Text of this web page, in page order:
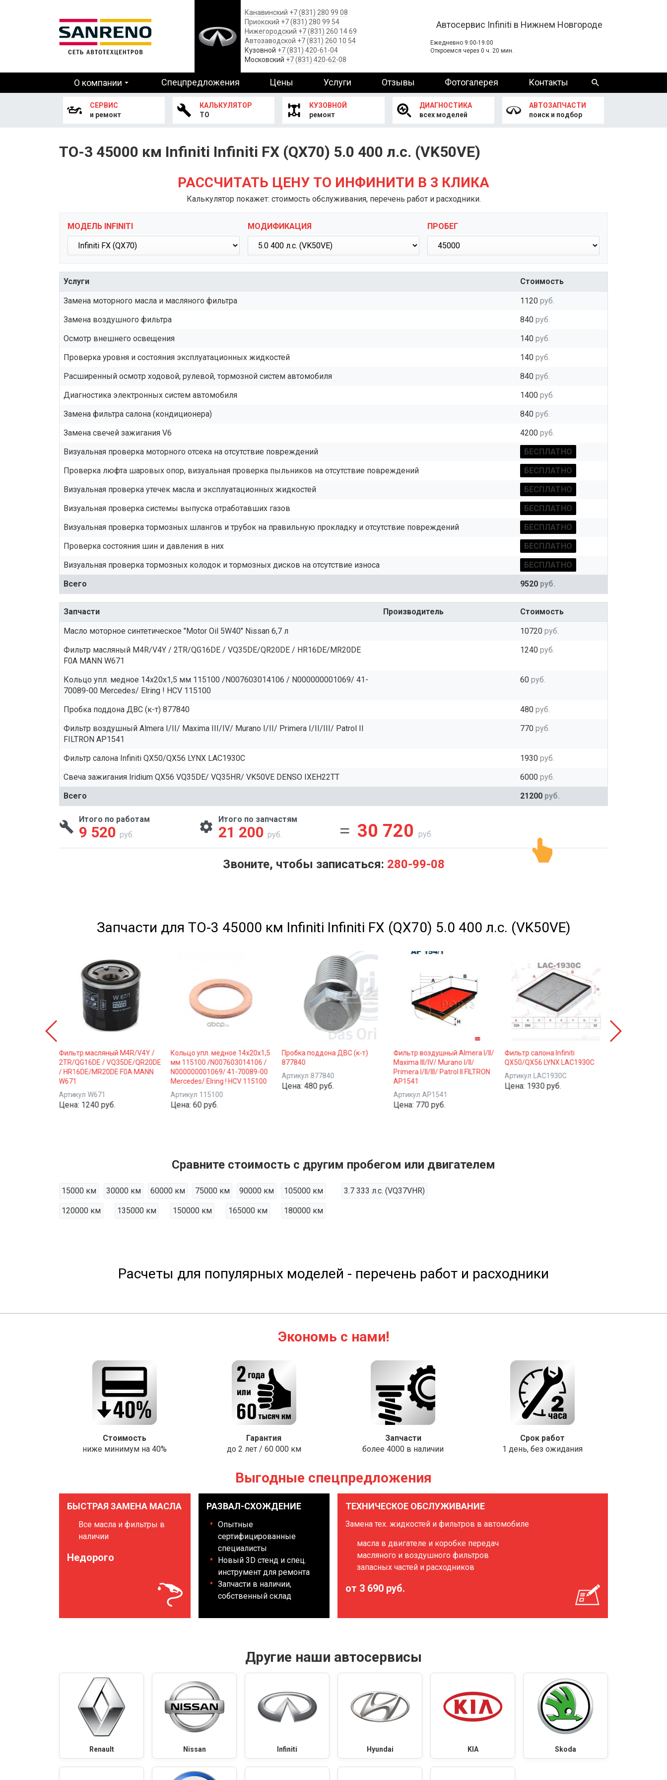
Канавинский +7 (831) 280 99 08
Приокский +7 (831) 280 99 54
Нижегородский +7 (831) 260 14 69
Автозаводской +7 (831) 260 10 54
Кузовной +7 (831) 420-61-04
Московский +7 (831) 420-62-08
Автосервис Infiniti в Нижнем Новгороде
Ежедневно 9:00-19:00
Откроемся через 0 ч. 20 мин.
Основная
навигация
О компании Спецпредложения Цены Услуги Отзывы Фотогалерея Контакты
СЕРВИС
и ремонт
КАЛЬКУЛЯТОР
ТО
КУЗОВНОЙ
ремонт
ДИАГНОСТИКА
всех моделей
АВТОЗАПЧАСТИ
поиск и подбор
ТО-3 45000 км Infiniti Infiniti FX (QX70) 5.0 400 л.с. (VK50VE)
РАССЧИТАТЬ ЦЕНУ ТО ИНФИНИТИ В 3 КЛИКА
Калькулятор покажет: стоимость обслуживания, перечень работ и расходники.
МОДЕЛЬ INFINITI МОДИФИКАЦИЯ ПРОБЕГ
Услуги Стоимость
Замена моторного масла и масляного фильтра 1120 руб.
Замена воздушного фильтра
840 руб.
Осмотр внешнего освещения
140 руб.
Проверка уровня и состояния эксплуатационных жидкостей
140 руб.
Расширенный осмотр ходовой, рулевой, тормозной систем автомобиля
840 руб.
Диагностика электронных систем автомобиля
1400 руб.
Замена фильтра салона (кондиционера)
840 руб.
Замена свечей зажигания V6
4200 руб.
Визуальная проверка моторного отсека на отсутствие повреждений
БЕСПЛАТНО
Проверка люфта шаровых опор, визуальная проверка пыльников на отсутствие повреждений
БЕСПЛАТНО
Визуальная проверка утечек масла и эксплуатационных жидкостей
БЕСПЛАТНО
Визуальная проверка системы выпуска отработавших газов
БЕСПЛАТНО
Визуальная проверка тормозных шлангов и трубок на правильную прокладку и отсутствие повреждений
БЕСПЛАТНО
Проверка состояния шин и давления в них
БЕСПЛАТНО
Визуальная проверка тормозных колодок и тормозных дисков на отсутствие износа
БЕСПЛАТНО
Всего
9520 руб.
Запчасти Производитель Стоимость
Масло моторное синтетическое "Motor Oil 5W40" Nissan 6,7 л 10720 руб.
Фильтр масляный M4R/V4Y / 2TR/QG16DE / VQ35DE/QR20DE / HR16DE/MR20DE
F0A MANN W671
1240 руб.
Кольцо упл. медное 14x20x1,5 мм 115100 /N007603014106 / N000000001069/ 41-
70089-00 Mercedes/ Elring ! HCV 115100
60 руб.
Пробка поддона ДВС (к-т) 877840 480 руб.
Фильтр воздушный Almera I/II/ Maxima III/IV/ Murano I/II/ Primera I/II/III/ Patrol II
FILTRON AP1541
770 руб.
Фильтр салона Infiniti QX50/QX56 LYNX LAC1930C 1930 руб.
Свеча зажигания Iridium QX56 VQ35DE/ VQ35HR/ VK50VE DENSO IXEH22TT
6000 руб.
Всего
21200 руб.
Итого по работам
9 520 руб.
Итого по запчастям
21 200 руб. 30 720 руб.
Звоните, чтобы записаться: 280-99-08
Запчасти для ТО-3 45000 км Infiniti Infiniti FX (QX70) 5.0 400 л.с. (VK50VE)
Фильтр масляный M4R/V4Y /
2TR/QG16DE / VQ35DE/QR20DE
/ HR16DE/MR20DE F0A MANN
W671
Артикул W671
Цена: 1240 руб.
Кольцо упл. медное 14x20x1,5
мм 115100 /N007603014106 /
N000000001069/ 41-70089-00
Mercedes/ Elring ! HCV 115100
Артикул 115100
Цена: 60 руб.
Пробка поддона ДВС (к-т)
877840
Артикул 877840
Цена: 480 руб.
Фильтр воздушный Almera I/II/
Maxima III/IV/ Murano I/II/
Primera I/II/III/ Patrol II FILTRON
AP1541
Артикул AP1541
Цена: 770 руб.
Фильтр салона Infiniti
QX50/QX56 LYNX LAC1930C
Артикул
LAC1930C
Цена: 1930 руб.
Сравните стоимость с другим пробегом или двигателем
15000 км 30000 км 60000 км 75000 км 90000 км 105000 км
120000 км 135000 км 150000 км 165000 км 180000 км
3.7 333 л.с. (VQ37VHR)
Расчеты для популярных моделей - перечень работ и расходники
Экономь с нами!
Стоимость
ниже минимум на 40%
Гарантия
до 2 лет / 60 000 км
Запчасти
более 4000 в наличии
Срок работ
1 день, без ожидания
Выгодные спецпредложения
БЫСТРАЯ ЗАМЕНА МАСЛА
Все масла и фильтры в
наличии
Недорого
РАЗВАЛ-СХОЖДЕНИЕ
Опытные
сертифицированные
специалисты
Новый 3D стенд и спец.
инструмент для ремонта
Запчасти в наличии,
собственный склад
ТЕХНИЧЕСКОЕ ОБСЛУЖИВАНИЕ
Замена тех. жидкостей и фильтров в автомобиле
масла в двигателе и коробке передач
масляного и воздушного фильтров
запасных частей и расходников
от 3 690 руб.
Другие наши автосервисы
Renault Nissan Infiniti Hyundai KIA Skoda